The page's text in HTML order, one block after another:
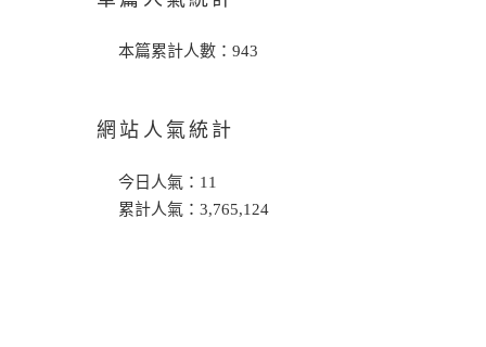
本篇累計人數： 943
網站人氣統計
今日人氣： 11
累計人氣： 3,765,124